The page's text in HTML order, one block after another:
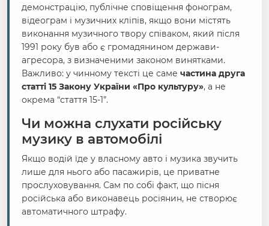
демонстрацію, публічне сповіщення фонограм,
відеограм і музичних кліпів, якщо вони містять
виконання музичного твору співаком, який після
1991 року був або є громадянином держави-
агресора, з визначеними законом винятками.
Важливо: у чинному тексті це саме частина друга
статті 15 Закону України «Про культуру», а не
окрема “стаття 15-1”.
Чи можна слухати російську
музику в автомобілі
Якщо водій їде у власному авто і музика звучить
лише для нього або пасажирів, це приватне
прослуховування. Сам по собі факт, що пісня
російська або виконавець росіянин, не створює
автоматичного штрафу.